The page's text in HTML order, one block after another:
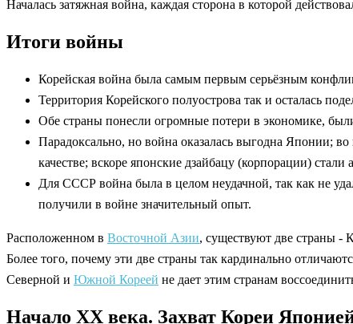
Началась затяжная война, каждая сторона в которой
Итоги войны
Корейская война была самым первым серьёзным
Территория Корейского полуострова так и осталась
Обе страны понесли огромные потери в экономике,
Парадоксально, но война оказалась выгодна Японии;
качестве; вскоре японские дзайбацу (корпорации)
Для СССР война была в целом неудачной, так как не
получили в войне значительный опыт.
Расположенном в Восточной Азии, существуют две страны -
Более того, почему эти две страны так кардинально
Северной и Южной Кореей не дает этим странам
Начало XX века. Захват Кореи